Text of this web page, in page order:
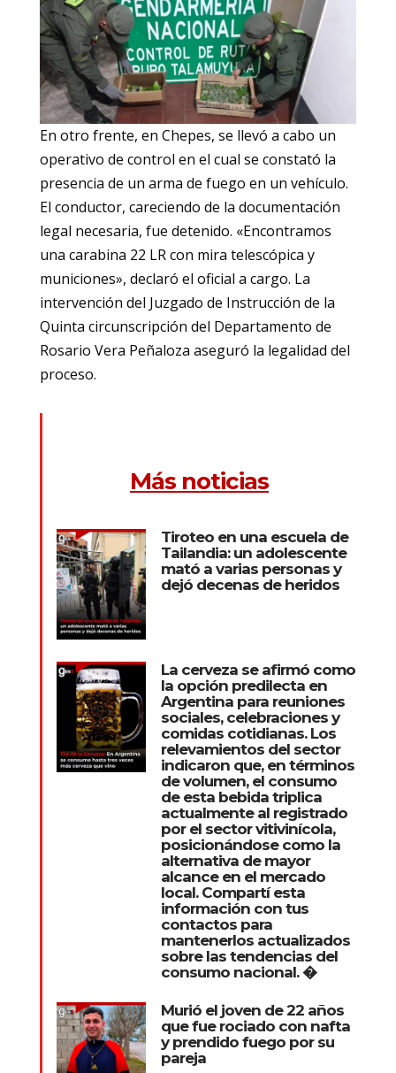
En otro frente, en Chepes, se llevó a cabo un
operativo de control en el cual se constató la
presencia de un arma de fuego en un vehículo.
El conductor, careciendo de la documentación
legal necesaria, fue detenido. «Encontramos
una carabina 22 LR con mira telescópica y
municiones», declaró el oficial a cargo. La
intervención del Juzgado de Instrucción de la
Quinta circunscripción del Departamento de
Rosario Vera Peñaloza aseguró la legalidad del
proceso.
Más noticias
Tiroteo en una escuela de
Tailandia: un adolescente
mató a varias personas y
dejó decenas de heridos
La cerveza se afirmó como
la opción predilecta en
Argentina para reuniones
sociales, celebraciones y
comidas cotidianas. Los
relevamientos del sector
indicaron que, en términos
de volumen, el consumo
de esta bebida triplica
actualmente al registrado
por el sector vitivinícola,
posicionándose como la
alternativa de mayor
alcance en el mercado
local. Compartí esta
información con tus
contactos para
mantenerlos actualizados
sobre las tendencias del
consumo nacional. �
Murió el joven de 22 años
que fue rociado con nafta
y prendido fuego por su
pareja